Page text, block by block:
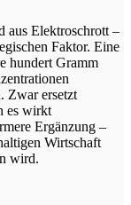
aus Elektroschrott –
Faktor. Eine
hundert Gramm
Zwar ersetzt
es wirkt
Ergänzung –
Wirtschaft
wird.